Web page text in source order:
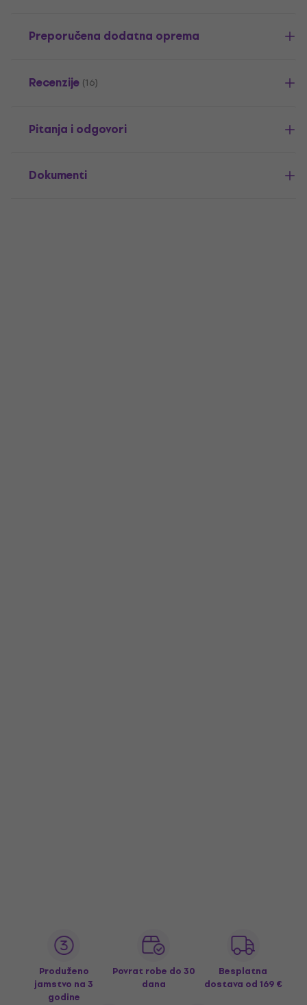
Preporučena dodatna oprema
Recenzije (16)
Pitanja i odgovori
Dokumenti
Produženo
jamstvo na 3
godine
Povrat robe do 30
dana
Besplatna
dostava od 169 €